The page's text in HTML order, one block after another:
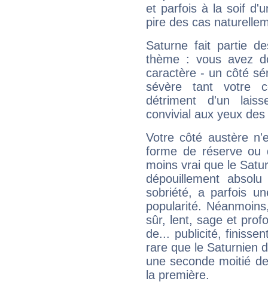
et parfois à la soif
pire des cas
Saturne fait partie
thème : vous avez
caractère - un côté
sévère tant votre
détriment d'un
convivial aux yeux
Votre côté austère
forme de réserve
moins vrai que le
dépouillement
sobriété, a parfois
popularité.
sûr, lent, sage et
de... publicité,
rare que le Saturnien
une seconde moitié
la première.